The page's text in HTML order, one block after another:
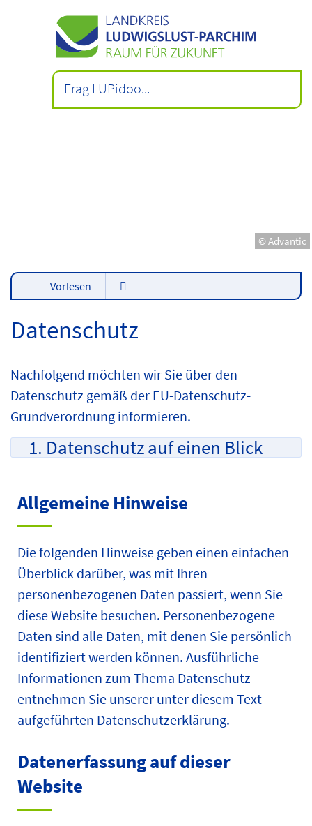
© Advantic
Vorlesen
Datenschutz
Nachfolgend möchten wir Sie über den
Datenschutz gemäß der EU-Datenschutz-
Grundverordnung informieren.
1. Datenschutz auf einen Blick
Allgemeine Hinweise
Die folgenden Hinweise geben einen einfachen
Überblick darüber, was mit Ihren
personenbezogenen Daten passiert, wenn Sie
diese Website besuchen. Personenbezogene
Daten sind alle Daten, mit denen Sie persönlich
identifiziert werden können. Ausführliche
Informationen zum Thema Datenschutz
entnehmen Sie unserer unter diesem Text
aufgeführten Datenschutzerklärung.
Datenerfassung auf dieser
Website